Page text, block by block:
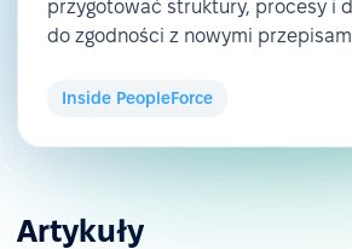
przygotować struktury, procesy i
do zgodności z nowymi
Inside PeopleForce
Artykuły